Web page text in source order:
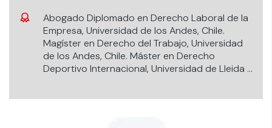
Abogado Diplomado en Derecho Laboral de la
Empresa, Universidad de los Andes, Chile.
Magíster en Derecho del Trabajo, Universidad
de los Andes, Chile. Máster en Derecho
Deportivo Internacional, Universidad de Lleida e